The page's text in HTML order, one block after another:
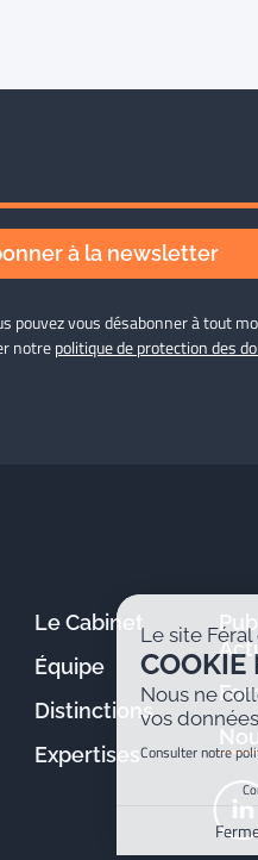
à la newsletter
pouvez vous désabonner à tout
notrepolitique de protection des
Le Cabinet
Équipe
Distinctions
Expertises
Le site Féral est
COOKIE
Nous ne
vos données
Consulter notre politique de